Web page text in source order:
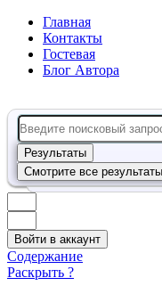
Главная
Контакты
Гостевая
Блог Автора
Search
...
Результаты
Смотрите все результаты
Войти в аккаунт
Содержание
Раскрыть ?